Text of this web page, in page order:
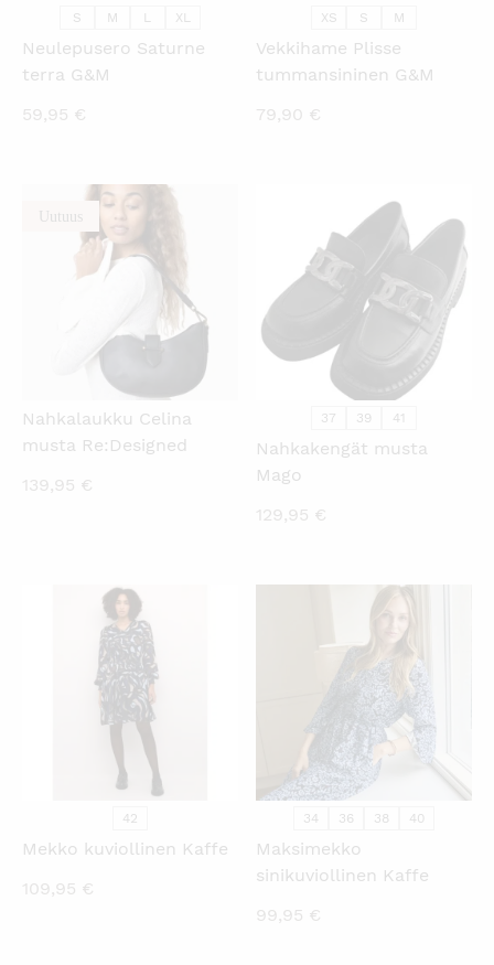
S M L XL
Neulepusero Saturne
terra G&M
59,95 €
XS S M
Vekkihame Plisse
tummansininen G&M
79,90 €
UutuusKATSO PIKANÄKYMÄ
Nahkalaukku Celina
musta Re:Designed
139,95 €
KATSO PIKANÄKYMÄ
37 39 41
Nahkakengät musta
Mago
129,95 €
KATSO PIKANÄKYMÄ
42
Mekko kuviollinen Kaffe
109,95 €
KATSO PIKANÄKYMÄ
34 36 38 40
Maksimekko
sinikuviollinen Kaffe
99,95 €